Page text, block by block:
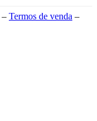
– Termos de venda –